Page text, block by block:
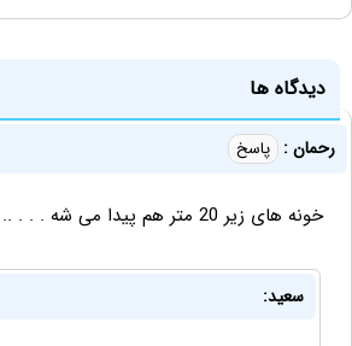
دیدگاه ها
رحمان : پاسخ
خونه های زیر 20 متر هم پیدا می شه . . . .. .
سعيد: